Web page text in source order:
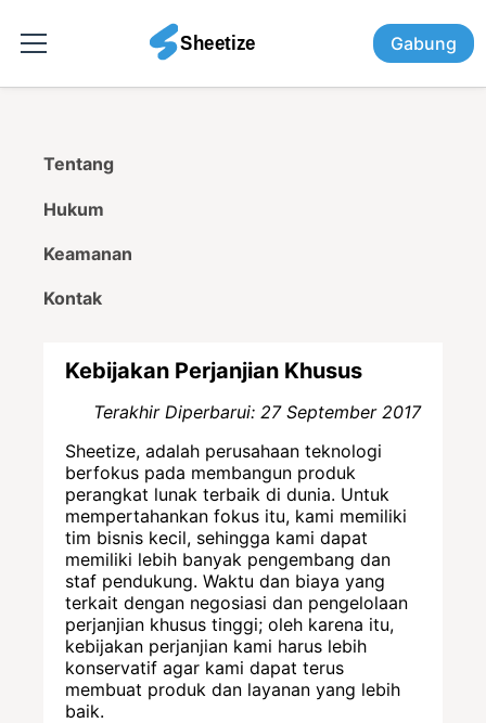
Gabung
Tentang
Hukum
Keamanan
Kontak
Kebijakan Perjanjian Khusus
Terakhir Diperbarui: 27 September 2017
Sheetize, adalah perusahaan teknologi
berfokus pada membangun produk
perangkat lunak terbaik di dunia. Untuk
mempertahankan fokus itu, kami memiliki
tim bisnis kecil, sehingga kami dapat
memiliki lebih banyak pengembang dan
staf pendukung. Waktu dan biaya yang
terkait dengan negosiasi dan pengelolaan
perjanjian khusus tinggi; oleh karena itu,
kebijakan perjanjian kami harus lebih
konservatif agar kami dapat terus
membuat produk dan layanan yang lebih
baik.